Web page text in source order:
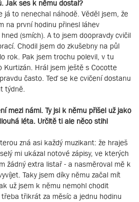
Jak ses k němu dostal?
já to nenechal náhodě. Věděl jsem, že
na první hodinu přinesl láhev
(smích). A to jsem doopravdy cvičil
Chodil jsem do zkušebny na půl
rok. Pak jsem trochu polevil, v tu
Kurtizán. Hrál jsem ještě s Cocotte
často. Teď se ke cvičení dostanu
týdně.
mezi námi. Ty jsi k němu přišel už jako
léta. Určitě ti ale něco stihl
zná asi každý muzikant: že hraješ
mi ukázal notové zápisy, ve kterých
žádný extra listař - a nasměroval mě k
Taky jsem díky němu začal mít
už jsem k němu nemohl chodit
třikrát za měsíc a jednu hodinu